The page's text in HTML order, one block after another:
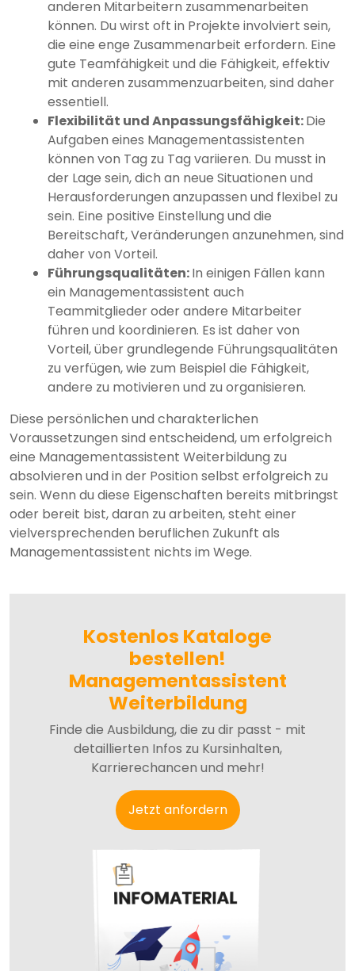
anderen Mitarbeitern zusammenarbeiten
können. Du wirst oft in Projekte involviert sein,
die eine enge Zusammenarbeit erfordern. Eine
gute Teamfähigkeit und die Fähigkeit, effektiv
mit anderen zusammenzuarbeiten, sind daher
essentiell.
Flexibilität und Anpassungsfähigkeit:Die
Aufgaben eines Managementassistenten
können von Tag zu Tag variieren. Du musst in
der Lage sein, dich an neue Situationen und
Herausforderungen anzupassen und flexibel zu
sein. Eine positive Einstellung und die
Bereitschaft, Veränderungen anzunehmen, sind
daher von Vorteil.
Führungsqualitäten:In einigen Fällen kann
ein Managementassistent auch
Teammitglieder oder andere Mitarbeiter
führen und koordinieren. Es ist daher von
Vorteil, über grundlegende Führungsqualitäten
zu verfügen, wie zum Beispiel die Fähigkeit,
andere zu motivieren und zu organisieren.
Diese persönlichen und charakterlichen
Voraussetzungen sind entscheidend, um erfolgreich
eine Managementassistent Weiterbildung zu
absolvieren und in der Position selbst erfolgreich zu
sein. Wenn du diese Eigenschaften bereits mitbringst
oder bereit bist, daran zu arbeiten, steht einer
vielversprechenden beruflichen Zukunft als
Managementassistent nichts im Wege.
Kostenlos Kataloge
bestellen!
Managementassistent
Weiterbildung
Finde die Ausbildung, die zu dir passt - mit
detaillierten Infos zu Kursinhalten,
Karrierechancen und mehr!
Jetzt anfordern